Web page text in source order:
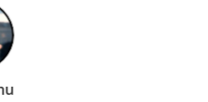
Chiriac